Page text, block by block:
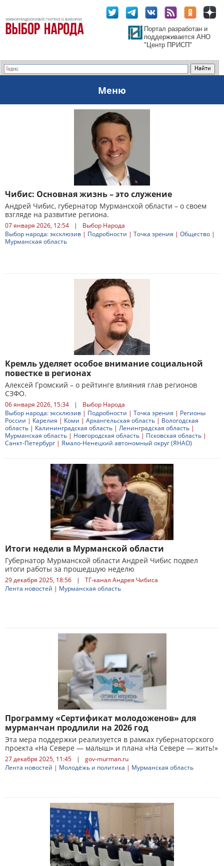
Портал разработан и
поддерживается АНО
"Центр ПРИСП"
Меню
Чибис: Основная жизнь – это служение
Андрей Чибис, губернатор Мурманской области – о своем
взгляде на развитие региона.
07 января 2026, 12:54 |
Выбор Народа
Выбор народа: эксклюзив | Подробности | Точка зрения | Общество |
Мурманская область
Кремль уделяет особое внимание социальной
повестке в регионах
Алексей Громский – о рейтинге влияния глав регионов
СЗФО.
06 января 2026, 15:34 |
Выбор Народа
Выбор народа: эксклюзив | Подробности | Точка зрения | Регионы
России | Карелия | Коми | Архангельская область | Вологодская
область | Калининградская область | Ленинградская область |
Мурманская область | Новгородская область | Псковская область |
Санкт-Петербург | Ямало-Ненецкий автономный округ (ЯНАО)
Итоги недели в Мурманской области
Губернатор Мурманской области Андрей Чибис подвел
итоги работы за прошедшую неделю
29 декабря 2025, 18:56 |
ТГ-канал Андрея Чибиса
Лента новостей | Мурманская область
Программу «Сертификат молодоженов» для
мурманчан продлили на 2026 год
Эта мера поддержки реализуется в рамках губернаторского
проекта «На Севере — малыш» и плана «На Севере — жить!»
27 декабря 2025, 11:45 |
gov-murman.ru
Лента новостей | Молодёжь и политика | Мурманская область